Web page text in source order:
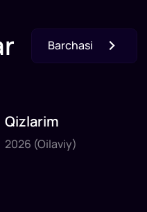
Barchasi
2026
45daq
Qizlarim
2026 (Oilaviy)